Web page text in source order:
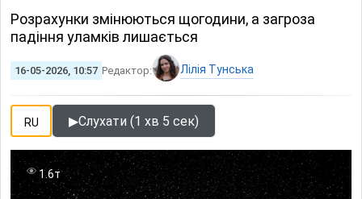
Розрахунки змінюються щогодини, а загроза
падіння уламків лишається
16-05-2026, 10:57 Редактор: Лілія Тунська
RU ▶Слухати (1 хв 5 сек)
1.6т